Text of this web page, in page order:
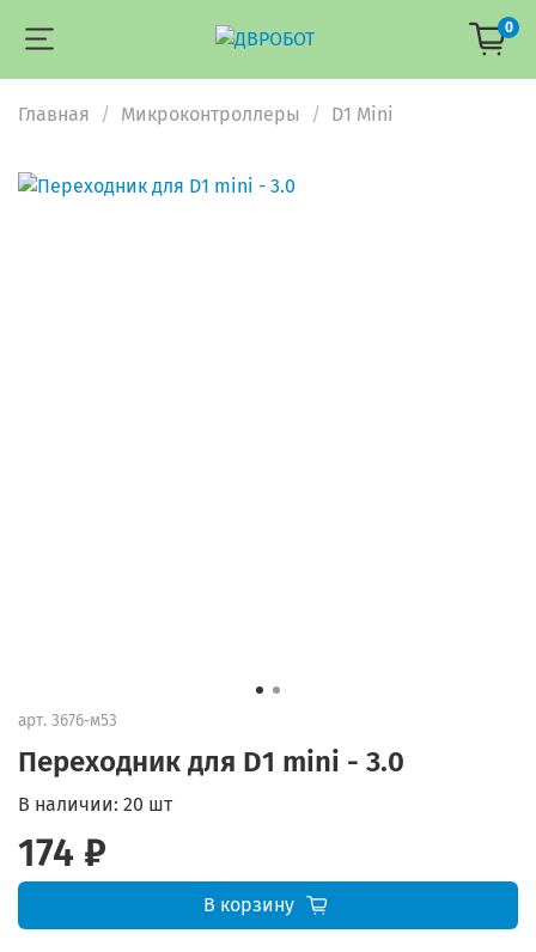
0
Главная Микроконтроллеры D1 Mini
арт. 3676-м53
Переходник для D1 mini - 3.0
В наличии: 20 шт
174 ₽
В корзину